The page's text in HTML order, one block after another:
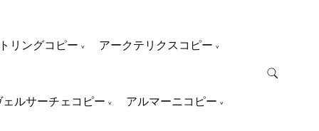
リングコピー アークテリクスコピー
ェルサーチェコピー アルマーニコピー